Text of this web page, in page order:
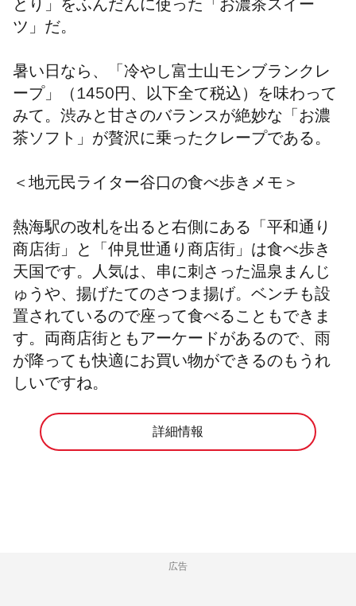
とり」をふんだんに使った「お濃茶スイー
ツ」だ。
暑い日なら、「冷やし富士山モンブランクレ
ープ」（1450円、以下全て税込）を味わって
みて。渋みと甘さのバランスが絶妙な「お濃
茶ソフト」が贅沢に乗ったクレープである。
＜ 地元民ライター谷口の食べ歩きメモ＞
熱海駅の改札を出ると右側にある「平和通り
商店街」と「仲見世通り商店街」は食べ歩き
天国です。人気は、串に刺さった温泉まんじ
ゅうや、揚げたてのさつま揚げ。ベンチも設
置されているので座って食べることもできま
す。両商店街ともアーケードがあるので、雨
が降っても快適にお買い物ができるのもうれ
しいですね。
詳細情報
広告